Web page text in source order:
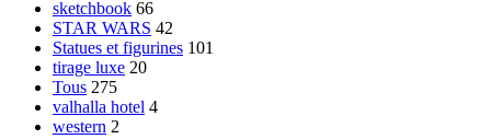
sketchbook 66
STAR WARS 42
Statues et figurines 101
tirage luxe 20
Tous 275
valhalla hotel 4
western 2